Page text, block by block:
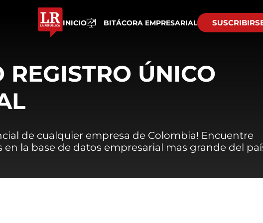
INICIO BITÁCORA EMPRESARIAL
REGISTRO ÚNICO
de cualquier empresa de Colombia! Encuentre
en la base de datos empresarial mas grande del